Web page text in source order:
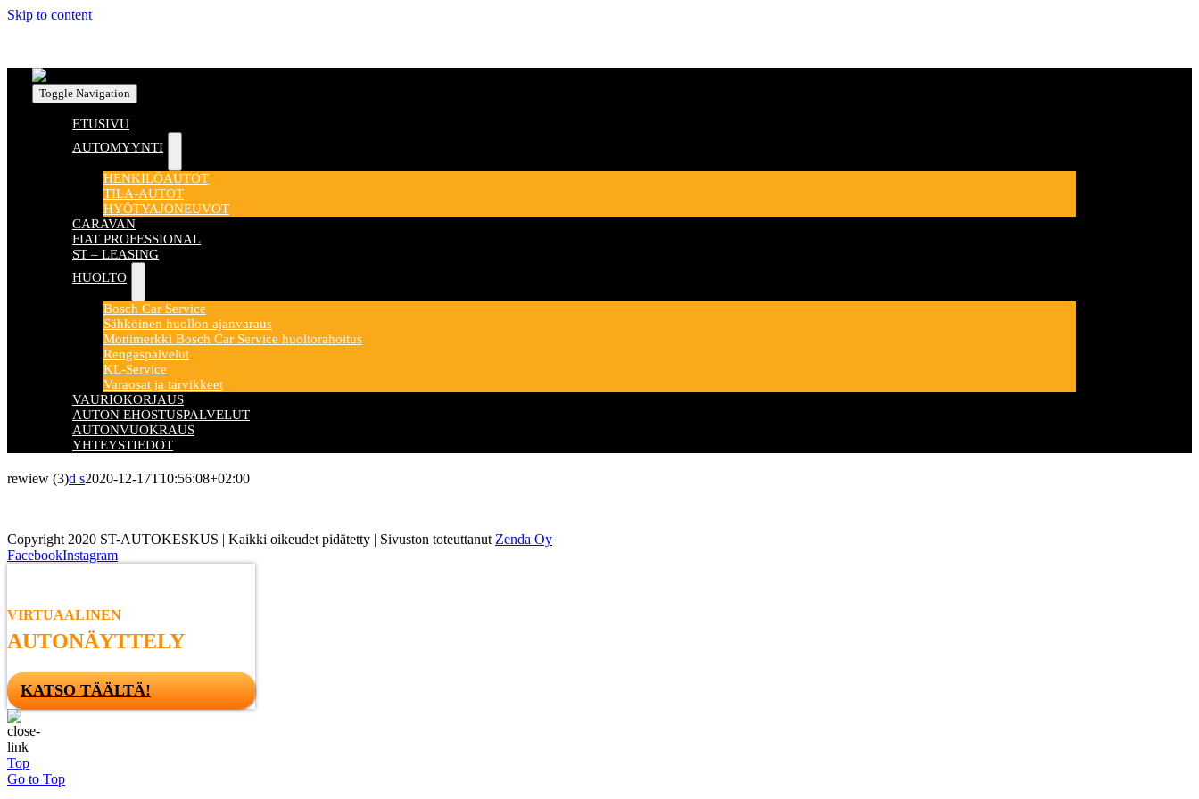
Skip to content
Toggle Navigation
ETUSIVU
AUTOMYYNTI
HENKILÖAUTOT
TILA-AUTOT
HYÖTYAJONEUVOT
CARAVAN
FIAT PROFESSIONAL
ST – LEASING
HUOLTO
Bosch Car Service
Sähköinen huollon ajanvaraus
Monimerkki Bosch Car Service huoltorahoitus
Rengaspalvelut
KL-Service
Varaosat ja tarvikkeet
VAURIOKORJAUS
AUTON EHOSTUSPALVELUT
AUTONVUOKRAUS
YHTEYSTIEDOT
rewiew (3)d s2020-12-17T10:56:08+02:00
Copyright 2020 ST-AUTOKESKUS | Kaikki oikeudet pidätetty | Sivuston toteuttanut Zenda Oy
FacebookInstagram
VIRTUAALINEN
AUTONÄYTTELY
KATSO TÄÄLTÄ!
Top
Go to Top